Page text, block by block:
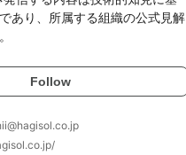
あり、所属する組織の公式見解
Follow